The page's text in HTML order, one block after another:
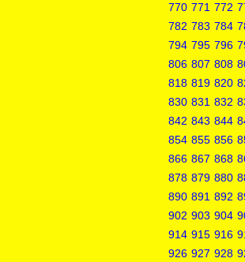
770 771 772
782 783 784
794 795 796
806 807 808
818 819 820
830 831 832
842 843 844
854 855 856
866 867 868
878 879 880
890 891 892
902 903 904
914 915 916
926 927 928